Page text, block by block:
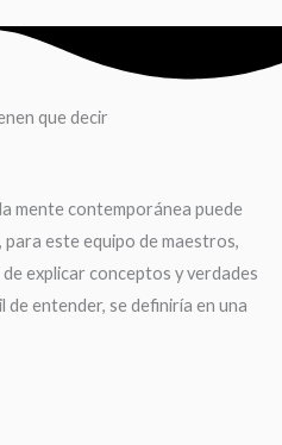
que decir
mente contemporánea puede
este equipo de maestros,
explicar conceptos y verdades
entender, se definiría en una